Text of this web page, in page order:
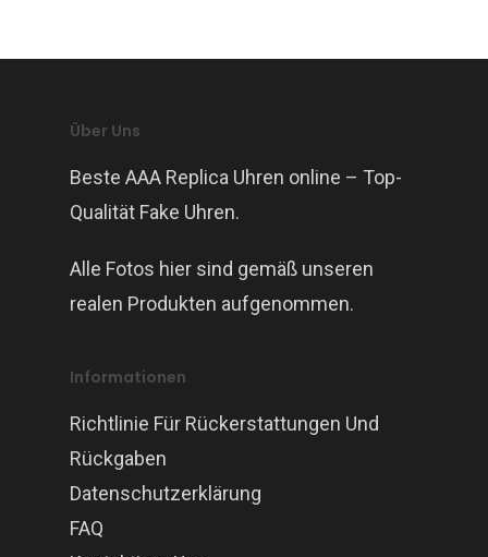
Über Uns
Beste AAA Replica Uhren online – Top-
Qualität Fake Uhren.
Alle Fotos hier sind gemäß unseren
realen Produkten aufgenommen.
Informationen
Richtlinie Für Rückerstattungen Und
Rückgaben
Datenschutzerklärung
FAQ